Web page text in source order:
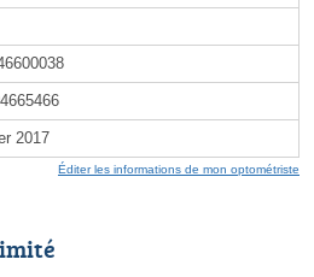
2017
Éditer les informations de mon optométriste